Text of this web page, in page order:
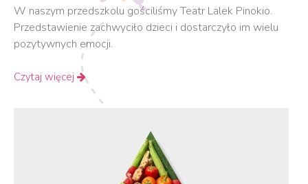
W naszym przedszkolu gościliśmy Teatr Lalek Pinokio.
Przedstawienie zachwyciło dzieci i dostarczyło im wielu
pozytywnych emocji.
Czytaj więcej